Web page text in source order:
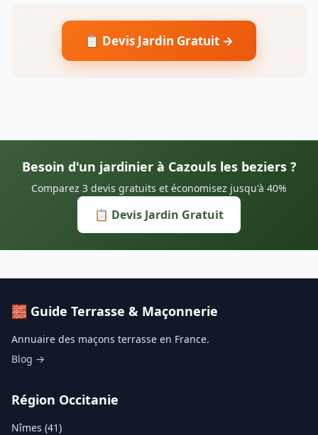
📋 Devis Jardin Gratuit →
Besoin d'un jardinier à Cazouls les beziers ?
Comparez 3 devis gratuits et économisez jusqu'à 40%
📋 Devis Jardin Gratuit
🧱 Guide Terrasse & Maçonnerie
Annuaire des maçons terrasse en France.
Blog →
Région Occitanie
Nîmes (41)